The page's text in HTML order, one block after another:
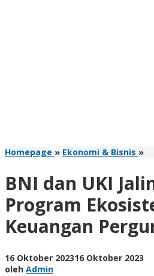
Homepage » Ekonomi & Bisnis »BNI
UKI
BNI dan UKI
Program
Keuangan
16 Oktober 202316 Oktober 2023
oleh Admin